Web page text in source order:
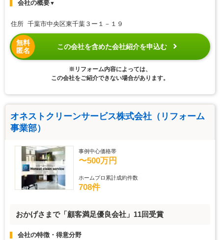
会社の概要▼
住所 千葉市中央区東千葉３ー１－１９
無料
匿名
この会社を含めた会社紹介を申込む
※リフォーム内容によっては、
この会社をご紹介できない場合があります。
オネストクリーンサービス株式会社（リフォーム
事業部）
事例中心価格帯
〜500万円
ホームプロ累計成約件数
708件
おかげさまで「顧客満足優良会社」11回受賞
会社の特徴・得意分野